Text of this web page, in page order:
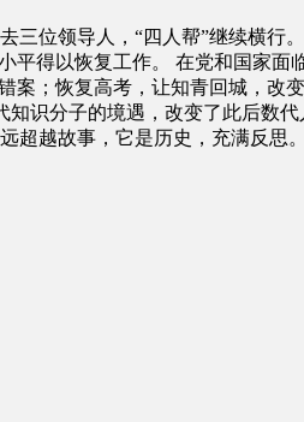
三位领导人，“四人帮”继续横
平得以恢复工作。 在党和国家
案；恢复高考，让知青回城，
识分子的境遇，改变了此后数
超越故事，它是历史，充满反思